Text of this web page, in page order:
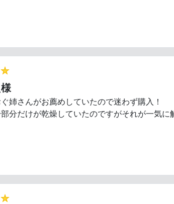
姉さんがお薦めしていたので迷わず購入！
分だけが乾燥していたのですがそれが一気